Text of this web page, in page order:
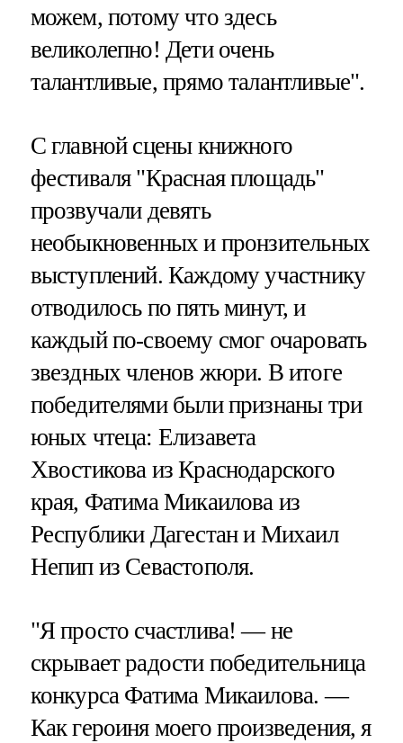
можем, потому что здесь
великолепно! Дети очень
талантливые, прямо талантливые".
С главной сцены книжного
фестиваля "Красная площадь"
прозвучали девять
необыкновенных и пронзительных
выступлений. Каждому участнику
отводилось по пять минут, и
каждый по-своему смог очаровать
звездных членов жюри. В итоге
победителями были признаны три
юных чтеца: Елизавета
Хвостикова из Краснодарского
края, Фатима Микаилова из
Республики Дагестан и Михаил
Непип из Севастополя.
"Я просто счастлива! — не
скрывает радости победительница
конкурса Фатима Микаилова. —
Как героиня моего произведения, я